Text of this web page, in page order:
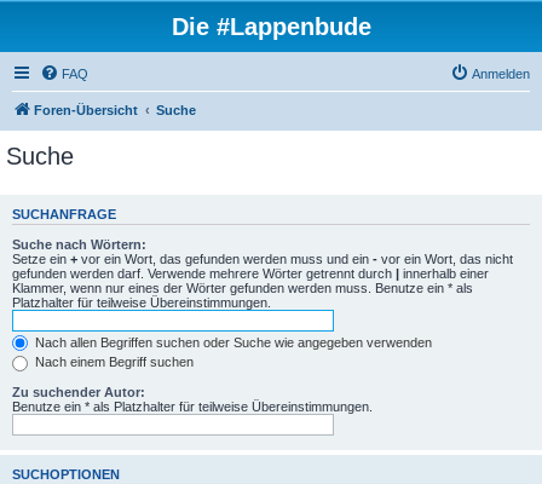
Die #Lappenbude
FAQ Anmelden
Foren-Übersicht Suche
Suche
SUCHANFRAGE
Suche nach Wörtern:
Setze ein + vor ein Wort, das gefunden werden muss und ein - vor ein Wort, das nicht
gefunden werden darf. Verwende mehrere Wörter getrennt durch | innerhalb einer
Klammer, wenn nur eines der Wörter gefunden werden muss. Benutze ein * als
Platzhalter für teilweise Übereinstimmungen.
Nach allen Begriffen suchen oder Suche wie angegeben verwenden
Nach einem Begriff suchen
Zu suchender Autor:
Benutze ein * als Platzhalter für teilweise Übereinstimmungen.
SUCHOPTIONEN